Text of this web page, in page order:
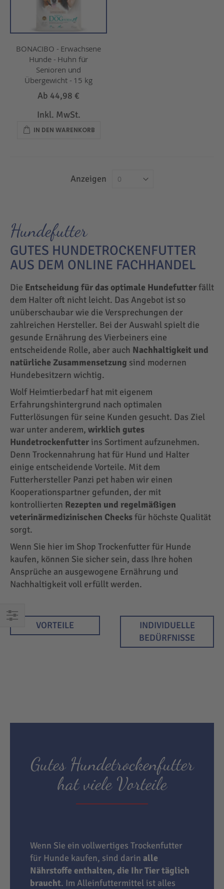
BONACIBO - Erwachsene
Hunde - Huhn für
Senioren und
Übergewicht - 15 kg
Ab 44,98 €
Inkl. MwSt.
IN DEN WARENKORB
Anzeigen
EINKAUFEN
Hundefutter
GUTES HUNDETROCKENFUTTER
AUS DEM ONLINE FACHHANDEL
Die Entscheidung für das optimale Hundefutterfällt
dem Halter oft nicht leicht. Das Angebot ist so
unüberschaubar wie die Versprechungen der
zahlreichen Hersteller. Bei der Auswahl spielt die
gesunde Ernährung des Vierbeiners eine
entscheidende Rolle, aber auch Nachhaltigkeit und
natürliche Zusammensetzung sind modernen
Hundebesitzern wichtig.
Wolf Heimtierbedarf hat mit eigenem
Erfahrungshintergrund nach optimalen
Futterlösungen für seine Kunden gesucht. Das Ziel
war unter anderem, wirklich gutes
Hundetrockenfutter ins Sortiment aufzunehmen.
Denn Trockennahrung hat für Hund und Halter
einige entscheidende Vorteile. Mit dem
Futterhersteller Panzi pet haben wir einen
Kooperationspartner gefunden, der mit
kontrollierten Rezepten und regelmäßigen
veterinärmedizinischen Checksfür höchste Qualität
sorgt.
Wenn Sie hier im Shop Trockenfutter für Hunde
kaufen, können Sie sicher sein, dass Ihre hohen
Ansprüche an ausgewogene Ernährung und
Nachhaltigkeit voll erfüllt werden.
VORTEILE
INDIVIDUELLE
BEDÜRFNISSE
Gutes Hundetrockenfutter
hat viele Vorteile
Wenn Sie ein vollwertiges Trockenfutter
für Hunde kaufen, sind darin alle
Nährstoffe enthalten, die Ihr Tier täglich
braucht. Im Alleinfuttermittel ist alles